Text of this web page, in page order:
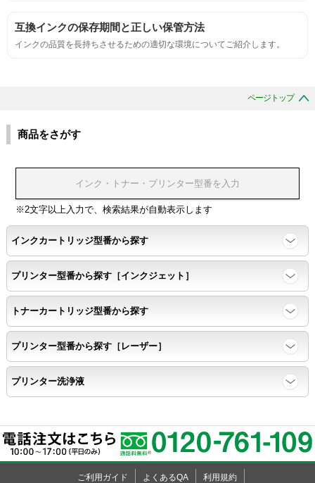
互換性
色同士のにじみがないこと。
浸透性
浸透性テスト用のサンプルを印刷する。
任意の色を背景として使用し、
背景と違う色で8号サイズのArialフォントで
鮮明に印刷できること。
速乾性
互換性テストサンプルを5ページ連続印刷する。
飛び散り
標準カラーサンプル /
互換インクの保存期間と正しい保管方法
インクの品質を長持ちさせるための適切な環境についてご紹介します。
ページトップ
商品をさがす
※2文字以上入力で、検索結果が自動表示します
インクカートリッジ型番から探す
プリンター型番から探す［インクジェット］
トナーカートリッジ型番から探す
プリンター型番から探す［レーザー］
プリンター洗浄液
ご利用ガイド よくあるQA 利用規約